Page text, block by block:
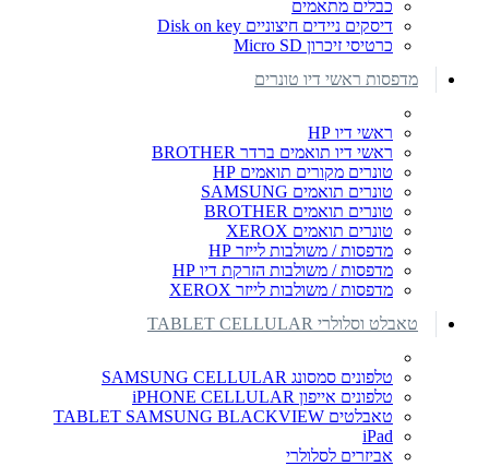
כבלים מתאמים
דיסקים ניידים חיצוניים Disk on key
כרטיסי זיכרון Micro SD
מדפסות ראשי דיו טונרים
ראשי דיו HP
ראשי דיו תואמים ברדר BROTHER
טונרים מקורים תואמים HP
טונרים תואמים SAMSUNG
טונרים תואמים BROTHER
טונרים תואמים XEROX
מדפסות / משולבות לייזר HP
מדפסות / משולבות הזרקת דיו HP
מדפסות / משולבות לייזר XEROX
טאבלט וסלולרי TABLET CELLULAR
טלפונים סמסונג SAMSUNG CELLULAR
טלפונים אייפון iPHONE CELLULAR
טאבלטים TABLET SAMSUNG BLACKVIEW
iPad
אביזרים לסלולרי